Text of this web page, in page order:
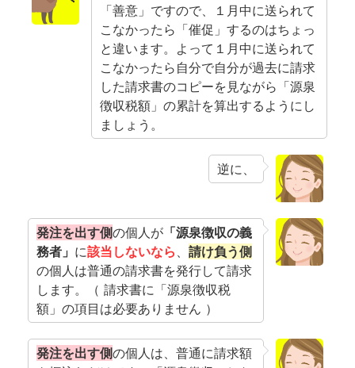
「善意」ですので、１月中に送られて
こなかったら「催促」するのはちょっ
と違います。よって１月中に送られて
こなかったら自分で自分が過去に請求
した請求書のコピーを見ながら「源泉
徴収税額」の累計を算出するようにし
ましょう。
逆に、
発注を出す側の個人が 「源泉徴収の義
務者」 に該当しないなら
請け負う側
の個人は普通の請求書を発行して請求
します。（ 請求書に「源泉徴収税
額」の項目は必要ありません ）
発注を出す側の個人は、普通に請求額